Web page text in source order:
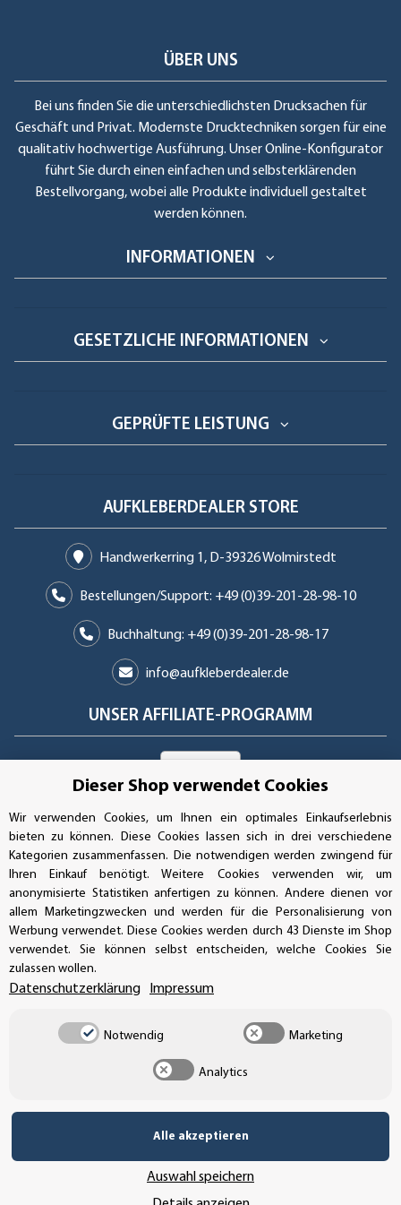
ÜBER UNS
Bei uns finden Sie die unterschiedlichsten Drucksachen für
Geschäft und Privat. Modernste Drucktechniken sorgen für eine
qualitativ hochwertige Ausführung. Unser Online-Konfigurator
führt Sie durch einen einfachen und selbsterklärenden
Bestellvorgang, wobei alle Produkte individuell gestaltet
werden können.
INFORMATIONEN
GESETZLICHE INFORMATIONEN
GEPRÜFTE LEISTUNG
AUFKLEBERDEALER STORE
Handwerkerring 1, D-39326 Wolmirstedt
Bestellungen/Support: +49 (0)39-201-28-98-10
Buchhaltung: +49 (0)39-201-28-98-17
info@aufkleberdealer.de
UNSER AFFILIATE-PROGRAMM
UNSERE ZAHLUNGSARTEN*
SSL-Verschlüsselung
UNSER VERSANDDIENSTLEISTER
Dieser Shop verwendet Cookies
Wir verwenden Cookies, um Ihnen ein optimales Einkaufserlebnis
bieten zu können. Diese Cookies lassen sich in drei verschiedene
Kategorien zusammenfassen. Die notwendigen werden zwingend für
Ihren Einkauf benötigt. Weitere Cookies verwenden wir, um
anonymisierte Statistiken anfertigen zu können. Andere dienen vor
allem Marketingzwecken und werden für die Personalisierung von
Werbung verwendet. Diese Cookies werden durch 43 Dienste im Shop
verwendet. Sie können selbst entscheiden, welche Cookies Sie
zulassen wollen.
Datenschutzerklärung Impressum
Notwendig Marketing
Analytics
Alle akzeptieren
Auswahl speichern